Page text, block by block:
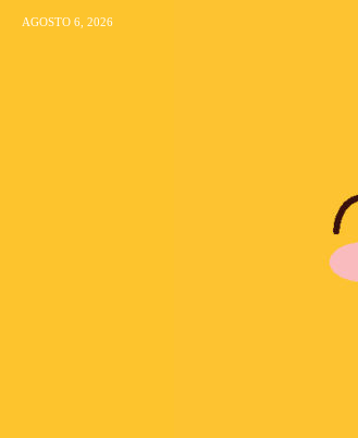
AGOSTO 6, 2026